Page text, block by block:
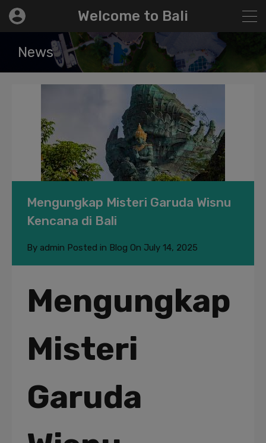
Welcome to Bali
News
Mengungkap Misteri Garuda Wisnu
Kencana di Bali
By admin Posted in Blog On July 14, 2025
Mengungkap
Misteri
Garuda